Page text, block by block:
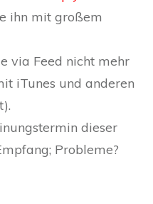
ihn mit großem
via Feed nicht mehr
iTunes und anderen
dieser
Probleme?